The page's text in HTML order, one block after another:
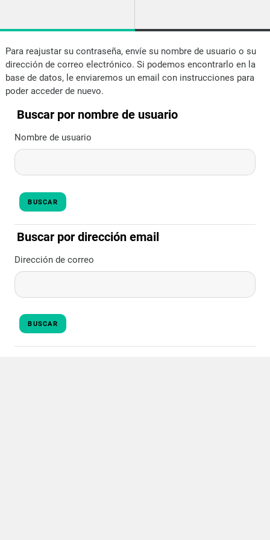
Para reajustar su contraseña, envíe su nombre de usuario o su
dirección de correo electrónico. Si podemos encontrarlo en la
base de datos, le enviaremos un email con instrucciones para
poder acceder de nuevo.
Buscar por nombre de usuario
Buscar por nombre de usuario
Nombre de usuario
Buscar por dirección email
Buscar por dirección email
Dirección de correo